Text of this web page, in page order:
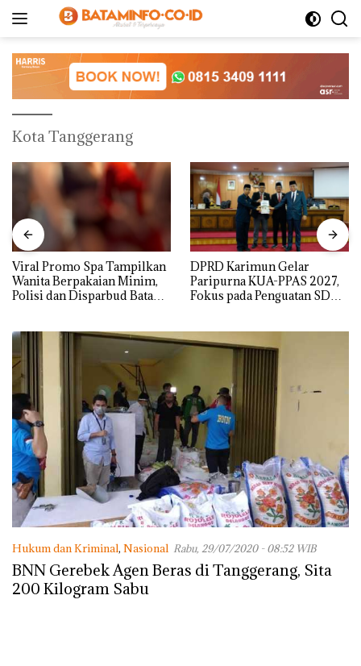
Kota Tanggerang
Viral Promo Spa Tampilkan
Wanita Berpakaian Minim,
Polisi dan Disparbud Batam
DPRD Karimun Gelar
Paripurna KUA-PPAS 2027,
Fokus pada Penguatan SDM,
Hukum dan Kriminal, Nasional Rabu, 29/07/2020 - 08:52 WIB
BNN Gerebek Agen Beras di Tanggerang, Sita
200 Kilogram Sabu